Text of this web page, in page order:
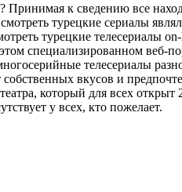
Принимая к сведению все
турецкие сериалы
турецкие телесериалы
специализированном веб-
телесериалы
собственных вкусов и
который для всех открыт
у всех, кто пожелает.